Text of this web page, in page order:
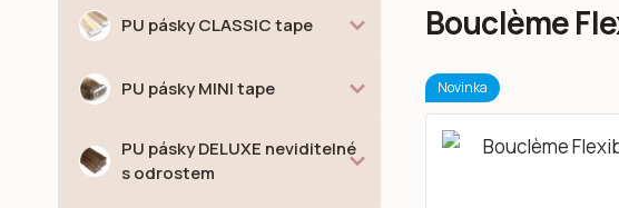
PU pásky CLASSIC tape
PU pásky MINI tape
PU pásky DELUXE neviditelné
s odrostem
Bouclème
Novinka